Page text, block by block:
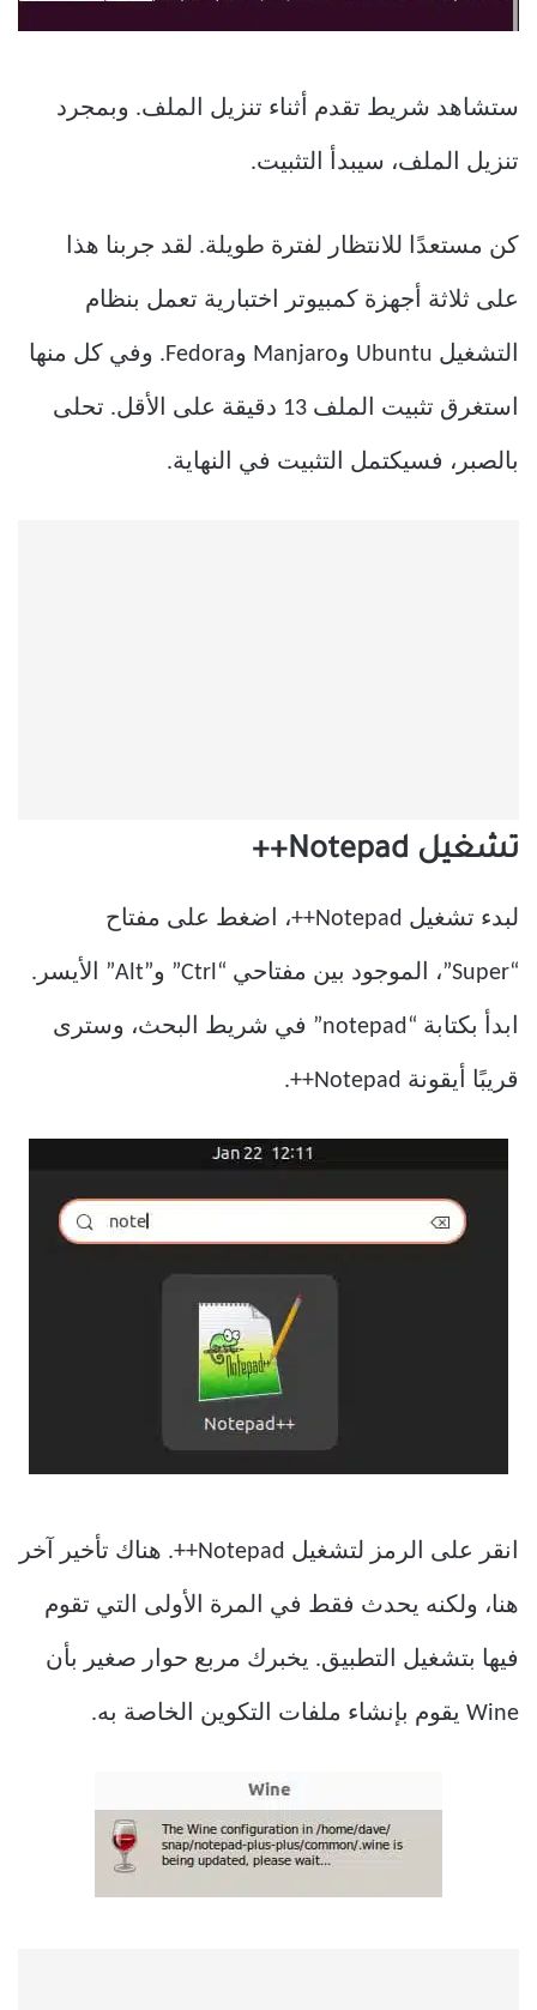
ستشاهد شريط تقدم أثناء تنزيل الملف. وبمجرد
تنزيل الملف، سيبدأ التثبيت.
كن مستعدًا للانتظار لفترة طويلة. لقد جربنا هذا
على ثلاثة أجهزة كمبيوتر اختبارية تعمل بنظام
التشغيل Ubuntu وManjaro وFedora. وفي كل منها
استغرق تثبيت الملف 13 دقيقة على الأقل. تحلى
بالصبر، فسيكتمل التثبيت في النهاية.
تشغيل Notepad++
لبدء تشغيل Notepad++، اضغط على مفتاح
“Super”، الموجود بين مفتاحي “Ctrl” و”Alt” الأيسر.
ابدأ بكتابة “notepad” في شريط البحث، وسترى
قريبًا أيقونة Notepad++.
انقر على الرمز لتشغيل Notepad++. هناك تأخير آخر
هنا، ولكنه يحدث فقط في المرة الأولى التي تقوم
فيها بتشغيل التطبيق. يخبرك مربع حوار صغير بأن
Wine يقوم بإنشاء ملفات التكوين الخاصة به.